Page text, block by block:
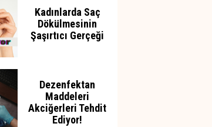
Kadınlarda Saç
Dökülmesinin
Şaşırtıcı Gerçeği
Dezenfektan
Maddeleri
Akciğerleri Tehdit
Ediyor!